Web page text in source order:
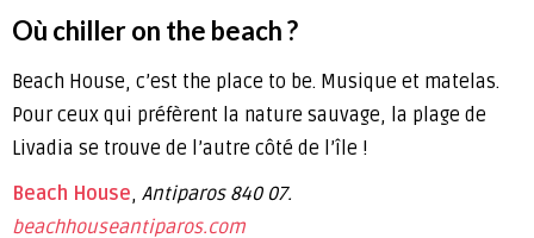
Où chiller on the beach ?
Beach House, c’est the place to be. Musique et matelas.
Pour ceux qui préfèrent la nature sauvage, la plage de
Livadia se trouve de l’autre côté de l’île !
Beach House, Antiparos 840 07.
beachhouseantiparos.com